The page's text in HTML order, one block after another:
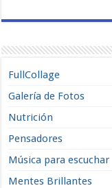
FullCollage
Galería de Fotos
Nutrición
Pensadores
Música para escuchar
Mentes Brillantes